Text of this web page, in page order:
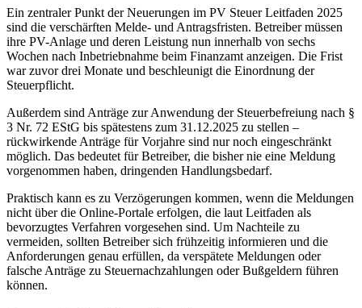
Ein zentraler Punkt der Neuerungen im PV Steuer Leitfaden 2025
sind die verschärften Melde- und Antragsfristen. Betreiber müssen
ihre PV-Anlage und deren Leistung nun innerhalb von sechs
Wochen nach Inbetriebnahme beim Finanzamt anzeigen. Die Frist
war zuvor drei Monate und beschleunigt die Einordnung der
Steuerpflicht.
Außerdem sind Anträge zur Anwendung der Steuerbefreiung nach §
3 Nr. 72 EStG bis spätestens zum 31.12.2025 zu stellen –
rückwirkende Anträge für Vorjahre sind nur noch eingeschränkt
möglich. Das bedeutet für Betreiber, die bisher nie eine Meldung
vorgenommen haben, dringenden Handlungsbedarf.
Praktisch kann es zu Verzögerungen kommen, wenn die Meldungen
nicht über die Online-Portale erfolgen, die laut Leitfaden als
bevorzugtes Verfahren vorgesehen sind. Um Nachteile zu
vermeiden, sollten Betreiber sich frühzeitig informieren und die
Anforderungen genau erfüllen, da verspätete Meldungen oder
falsche Anträge zu Steuernachzahlungen oder Bußgeldern führen
können.